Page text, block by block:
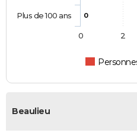
0
Plus de 100 ans
0 2
Beaulieu